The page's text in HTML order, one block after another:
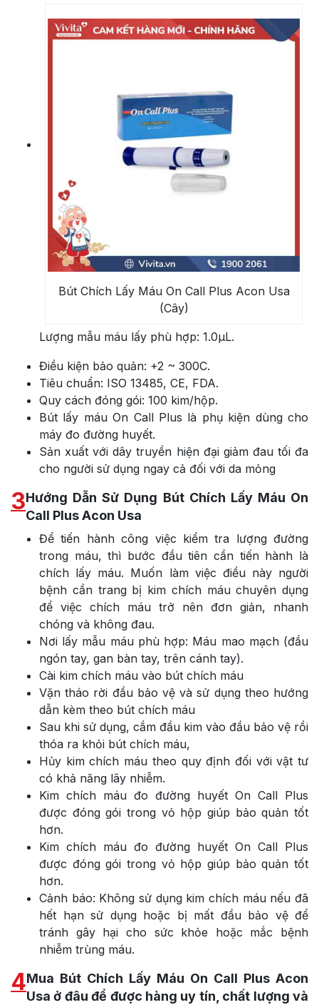
Bút Chích Lấy Máu On Call Plus Acon Usa
(Cây)
Lượng mẫu máu lấy phù hợp: 1.0μL.
Điều kiện bảo quản: +2 ~ 300C.
Tiêu chuẩn: ISO 13485, CE, FDA.
Quy cách đóng gói: 100 kim/hộp.
Bút lấy máu On Call Plus là phụ kiện dùng cho
máy đo đường huyết.
Sản xuất với dây truyền hiện đại giảm đau tối đa
cho người sử dụng ngay cả đối với da mỏng
3Hướng Dẫn Sử Dụng Bút Chích Lấy Máu On
Call Plus Acon Usa
Để tiến hành công việc kiểm tra lượng đường
trong máu, thì bước đầu tiên cần tiến hành là
chích lấy máu. Muốn làm việc điều này người
bệnh cần trang bị kim chích máu chuyên dụng
để việc chích máu trở nên đơn giản, nhanh
chóng và không đau.
Nơi lấy mẫu máu phù hợp: Máu mao mạch (đầu
ngón tay, gan bàn tay, trên cánh tay).
Cài kim chích máu vào bút chích máu
Vặn tháo rời đầu bảo vệ và sử dụng theo hướng
dẫn kèm theo bút chích máu
Sau khi sử dụng, cắm đầu kim vào đầu bảo vệ rồi
thóa ra khỏi bút chích máu,
Hủy kim chích máu theo quy định đối với vật tư
có khả năng lây nhiễm.
Kim chích máu đo đường huyết On Call Plus
được đóng gói trong vỏ hộp giúp bảo quản tốt
hơn.
Kim chích máu đo đường huyết On Call Plus
được đóng gói trong vỏ hộp giúp bảo quản tốt
hơn.
Cảnh báo: Không sử dụng kim chích máu nếu đã
hết hạn sử dụng hoặc bị mất đầu bảo vệ để
tránh gây hại cho sức khỏe hoặc mắc bệnh
nhiễm trùng máu.
4Mua Bút Chích Lấy Máu On Call Plus Acon
Usa ở đâu để được hàng uy tín, chất lượng và